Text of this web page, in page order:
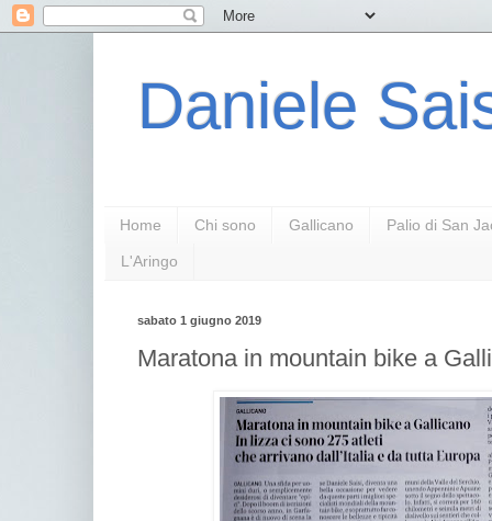
Daniele
Home Chi sono Gallicano Palio di San
L'Aringo
sabato 1 giugno 2019
Maratona in mountain bike a